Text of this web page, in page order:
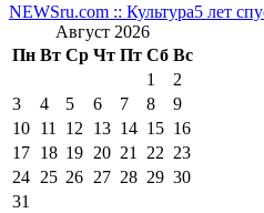
NEWSru.com :: Культура5 лет
Август 2026
Пн Вт Ср Чт Пт Сб Вс
1
2
3
4 5 6 7 8
9
10 11 12 13 14 15 16
17 18 19 20 21 22 23
24 25 26 27 28 29 30
31